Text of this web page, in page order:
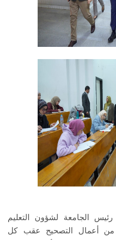
الجامعة لشؤون التعليم
من أعمال التصحيح عقب كل